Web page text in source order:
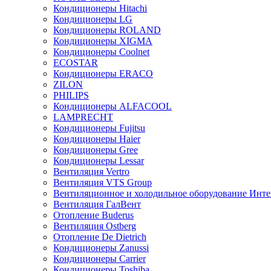
Кондиционеры Hitachi
Кондиционеры LG
Кондиционеры ROLAND
Кондиционеры XIGMA
Кондиционеры Coolnet
ECOSTAR
Кондиционеры ERACO
ZILON
PHILIPS
Кондиционеры ALFACOOL
LAMPRECHT
Кондиционеры Fujitsu
Кондиционеры Haier
Кондиционеры Gree
Кондиционеры Lessar
Вентиляция Vertro
Вентиляция VTS Group
Вентиляционное и холодильное оборудование
Вентиляция ГалВент
Отопление Buderus
Вентиляция Ostberg
Отопление De Dietrich
Кондиционеры Zanussi
Кондиционеры Carrier